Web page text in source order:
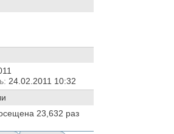
24.02.2011 10:32
23,632 раз